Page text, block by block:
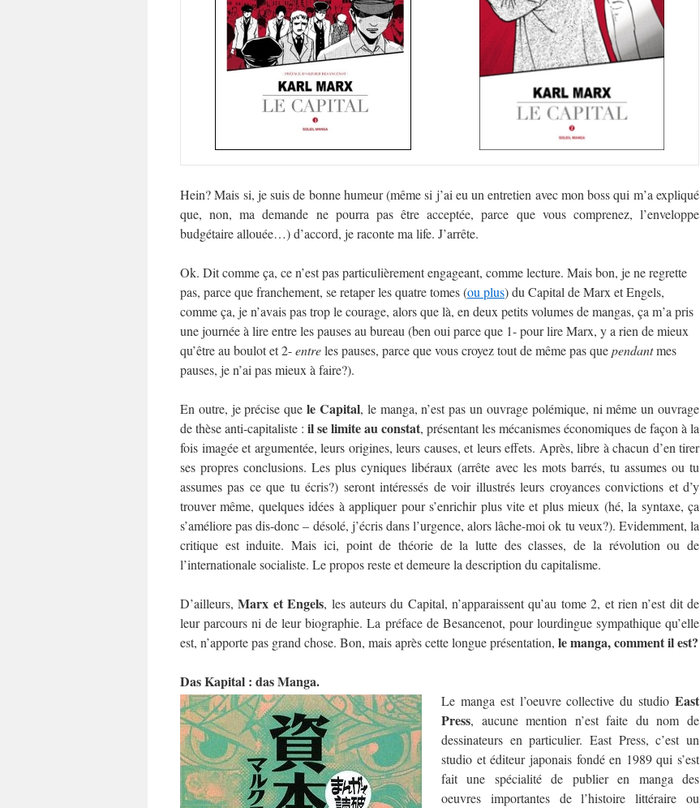
Hein? Mais si, je suis de bonne humeur (même si j’ai eu un entretien avec mon boss qui m’a expliqué
que, non, ma demande ne pourra pas être acceptée, parce que vous comprenez, l’enveloppe
budgétaire allouée…) d’accord, je raconte ma life. J’arrête.
Ok. Dit comme ça, ce n’est pas particulièrement engageant, comme lecture. Mais bon, je ne regrette
pas, parce que franchement, se retaper les quatre tomes (ou plus) du Capital de Marx et Engels,
comme ça, je n’avais pas trop le courage, alors que là, en deux petits volumes de mangas, ça m’a pris
une journée à lire entre les pauses au bureau (ben oui parce que 1- pour lire Marx, y a rien de mieux
qu’être au boulot et 2-entreles pauses, parce que vous croyez tout de même pas quependantmes
pauses, je n’ai pas mieux à faire?).
En outre, je précise quele Capital, le manga, n’est pas un ouvrage polémique, ni même un ouvrage
de thèse anti-capitaliste : il se limite au constat, présentant les mécanismes économiques de façon à la
fois imagée et argumentée, leurs origines, leurs causes, et leurs effets. Après, libre à chacun d’en tirer
ses propres conclusions. Les plus cyniques libéraux (arrête avec les mots barrés, tu assumes ou tu
assumes pas ce que tu écris?) seront intéressés de voir illustrés leurs croyances convictions et d’y
trouver même, quelques idées à appliquer pour s’enrichir plus vite et plus mieux (hé, la syntaxe, ça
s’améliore pas dis-donc – désolé, j’écris dans l’urgence, alors lâche-moi ok tu veux?). Evidemment, la
critique est induite. Mais ici, point de théorie de la lutte des classes, de la révolution ou de
l’internationale socialiste. Le propos reste et demeure la description du capitalisme.
D’ailleurs,Marx et Engels, les auteurs du Capital, n’apparaissent qu’au tome 2, et rien n’est dit de
leur parcours ni de leur biographie. La préface de Besancenot, pour lourdingue sympathique qu’elle
est, n’apporte pas grand chose. Bon, mais après cette longue présentation, le manga, comment il est?
Das Kapital : das Manga.
Le manga est l’oeuvre collective du studio East
Press, aucune mention n’est faite du nom de
dessinateurs en particulier. East Press, c’est un
studio et éditeur japonais fondé en 1989 qui s’est
fait une spécialité de publier en manga des
oeuvres importantes de l’histoire littéraire ou